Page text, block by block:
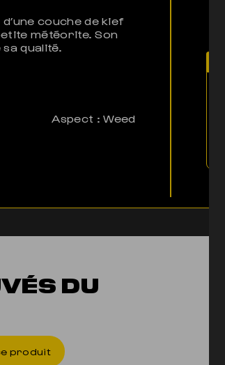
couche de kief
météorite. Son
qualité.
Aspect : Weed
DU
produit